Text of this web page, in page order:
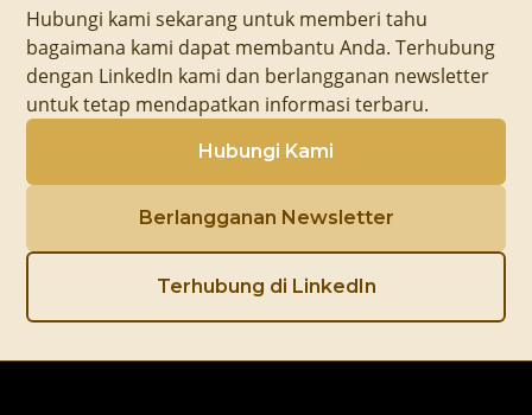
Hubungi kami sekarang untuk memberi tahu
bagaimana kami dapat membantu Anda. Terhubung
dengan LinkedIn kami dan berlangganan newsletter
untuk tetap mendapatkan informasi terbaru.
Hubungi Kami
Berlangganan Newsletter
Terhubung di LinkedIn